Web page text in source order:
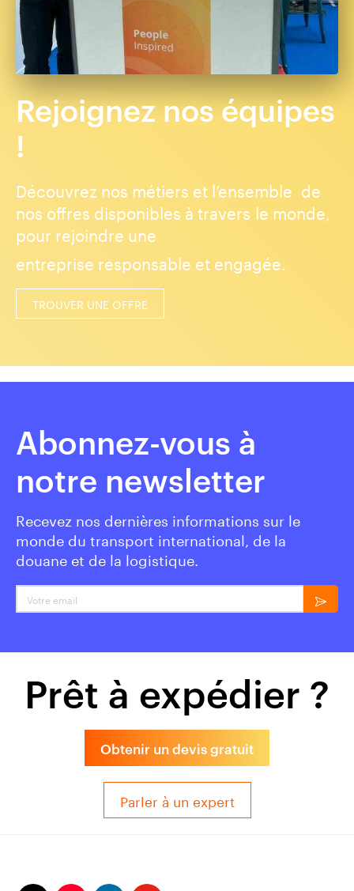
Rejoignez nos équipes
!
Découvrez nos métiers et l’ensemble de
nos offres disponibles à travers le monde,
pour rejoindre une
entreprise responsable et engagée.
TROUVER UNE OFFRE
Abonnez-vous à
notre newsletter
Recevez nos dernières informations sur le
monde du transport international, de la
douane et de la logistique.
Votre email
Prêt à expédier ?
Obtenir un devis gratuit
Parler à un expert